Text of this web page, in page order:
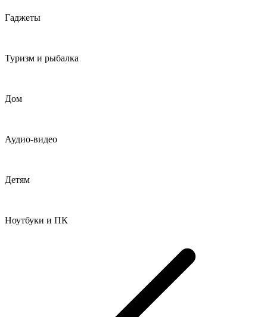
Гаджеты
Туризм и рыбалка
Дом
Аудио-видео
Детям
Ноутбуки и ПК